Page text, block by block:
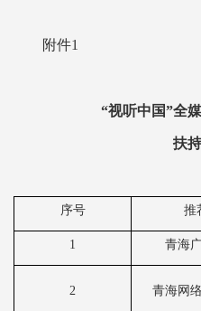
附件1
“视听中国”全
扶
序号 推
1 青海
2 青海网